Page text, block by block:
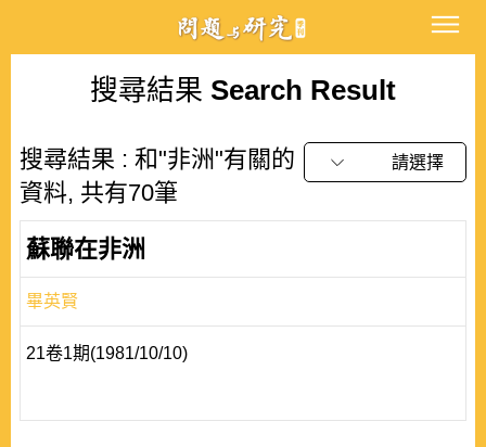
搜尋結果 Search Result
搜尋結果 : 和"非洲"有關的
資料, 共有70筆
請選擇
蘇聯在非洲
畢英賢
21卷1期(1981/10/10)